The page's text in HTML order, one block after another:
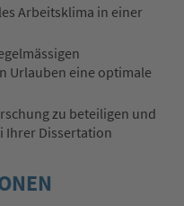
Arbeitsklima in einer
Urlauben eine optimale
zu beteiligen und
Ihrer Dissertation